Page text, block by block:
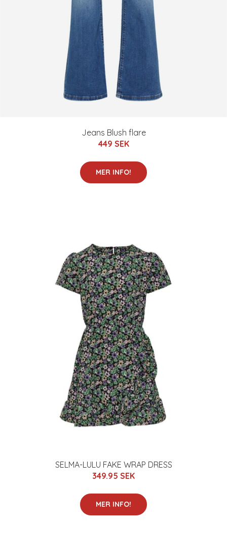
Jeans Blush flare
449 SEK
MER INFO!
SELMA-LULU FAKE WRAP DRESS
349.95 SEK
MER INFO!